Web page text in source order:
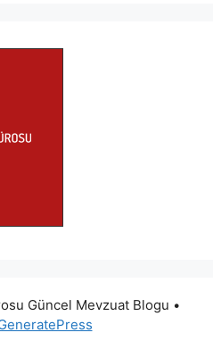
Güncel Mevzuat Blogu •